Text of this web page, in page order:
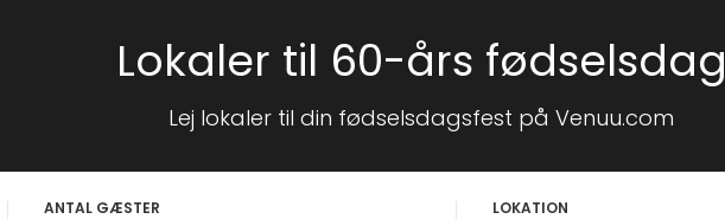
Lokaler til 60-års fødselsdag
Lej lokaler til din fødselsdagsfest på Venuu.com
ANTAL GÆSTER LOKATION